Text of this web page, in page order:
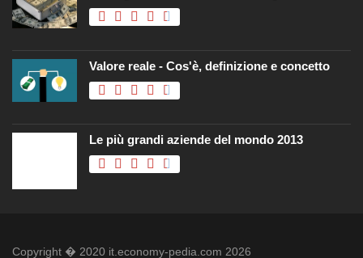
Valore reale - Cos'è, definizione e concetto
Le più grandi aziende del mondo 2013
Copyright � 2020 it.economy-pedia.com 2026